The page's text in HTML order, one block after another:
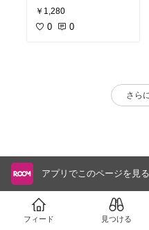
￥1,280
0 0
さら
アプリでこのページを見る
フィード 見つける